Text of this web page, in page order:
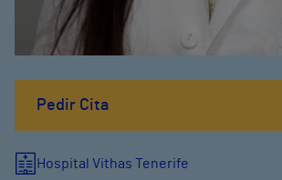
Pedir Cita
Hospital Vithas Tenerife